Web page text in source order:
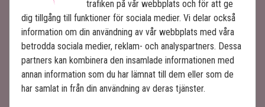
bordtennis, och på kvällarna finns det
kvällsunderhållning för både barn och vuxna.
Restauranger och barer
Dagen börjar på Rendez-Vous med en överdådig
frukost från buffetbord. Här serveras även lunch och
trafiken på vår webbplats och för att ge
dig tillgång till funktioner för sociala medier. Vi delar också
information om din användning av vår webbplats med våra
betrodda sociala medier, reklam- och analyspartners. Dessa
partners kan kombinera den insamlade informationen med
annan information som du har lämnat till dem eller som de
har samlat in från din användning av deras tjänster.